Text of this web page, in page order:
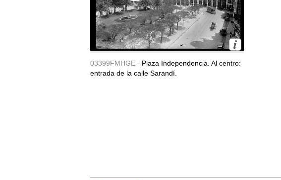
03399FMHGE - Plaza Independencia. Al centro:
entrada de la calle Sarandí.